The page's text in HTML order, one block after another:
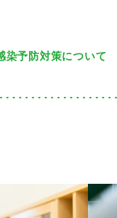
染予防対策について